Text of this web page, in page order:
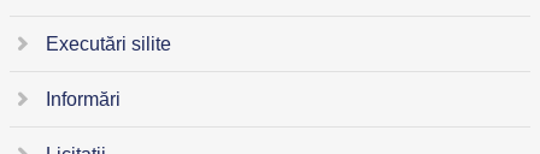
Executări silite
Informări